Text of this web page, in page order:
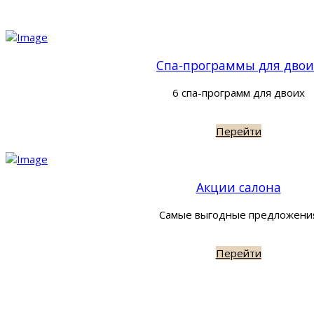
Спа-программы для
6 спа-программ для двоих
Перейти
Акции салона
Самые выгодные
Перейти